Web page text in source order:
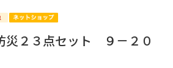
災２３点セット ９－２０